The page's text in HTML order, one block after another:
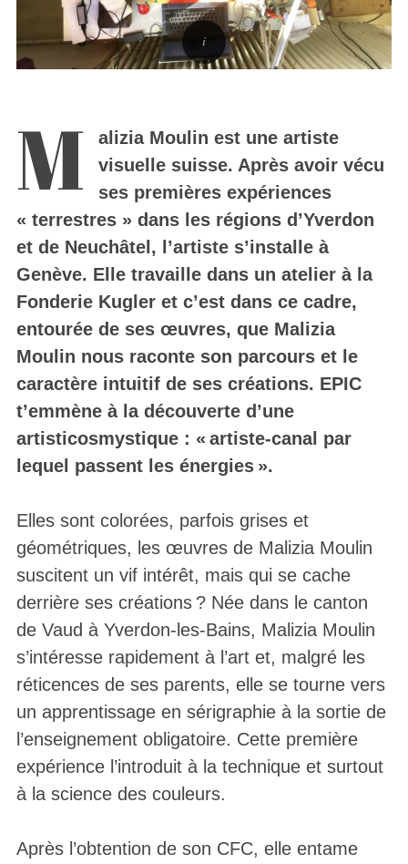
M
alizia Moulin est une artiste
visuelle suisse. Après avoir vécu
ses premières expériences
« terrestres » dans les régions d’Yverdon
et de Neuchâtel, l’artiste s’installe à
Genève. Elle travaille dans un atelier à la
Fonderie Kugler et c’est dans ce cadre,
entourée de ses œuvres, que Malizia
Moulin nous raconte son parcours et le
caractère intuitif de ses créations. EPIC
t’emmène à la découverte d’une
artisticosmystique : « artiste-canal par
lequel passent les énergies ».
Elles sont colorées, parfois grises et
géométriques, les œuvres de Malizia Moulin
suscitent un vif intérêt, mais qui se cache
derrière ses créations ? Née dans le canton
de Vaud à Yverdon-les-Bains, Malizia Moulin
s’intéresse rapidement à l’art et, malgré les
réticences de ses parents, elle se tourne vers
un apprentissage en sérigraphie à la sortie de
l’enseignement obligatoire. Cette première
expérience l’introduit à la technique et surtout
à la science des couleurs.
Après l’obtention de son CFC, elle entame